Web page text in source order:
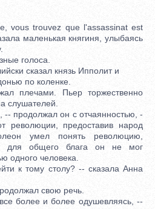
trouvez que l'assassinat est
маленькая княгиня, улыбаясь
голоса.
сказал князь Ипполит и
по коленке.
плечами. Пьер торжественно
слушателей.
продолжал он с отчаянностью, -
революции, предоставив народ
умел понять революцию,
для общего блага он не мог
одного человека.
к тому столу? -- сказала Анна
свою речь.
более и более одушевляясь, --